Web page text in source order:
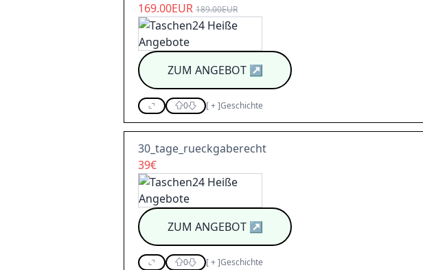
169.00EUR 189.00EUR
ZUM ANGEBOT↗
0 [+]Geschichte
30_tage_rueckgaberecht
39€
ZUM ANGEBOT↗
0 [+]Geschichte